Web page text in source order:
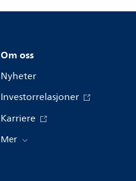
Om oss
Nyheter
Investorrelasjoner
Karriere
Mer